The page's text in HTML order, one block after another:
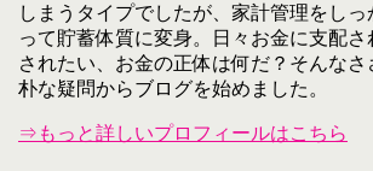
しまうタイプでしたが、家計管理をし
って貯蓄体質に変身。日々お金に支配
されたい、お金の正体は何だ？そんな
朴な疑問からブログを始めました。
⇒もっと詳しいプロフィールはこちら